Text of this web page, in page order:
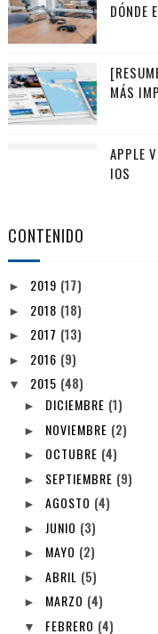
DÓNDE
MÁS
APPLE
IOS
CONTENIDO
► 2019 (17)
► 2018 (18)
► 2017 (13)
► 2016 (9)
▼ 2015 (48)
► DICIEMBRE (1)
► NOVIEMBRE (2)
► OCTUBRE (4)
► SEPTIEMBRE (9)
► AGOSTO (4)
► JUNIO (3)
► MAYO (2)
► ABRIL (5)
► MARZO (4)
▼ FEBRERO (4)